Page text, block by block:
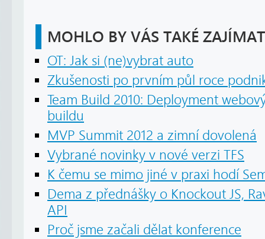
MOHLO BY VÁS TAKÉ ZAJÍMAT
OT: Jak si (ne)vybrat auto
Zkušenosti po prvním půl roce
Team Build 2010: Deployment
buildu
MVP Summit 2012 a zimní dovolená
Vybrané novinky v nové verzi TFS
K čemu se mimo jiné v praxi hodí
Dema z přednášky o Knockout JS,
API
Proč jsme začali dělat konference